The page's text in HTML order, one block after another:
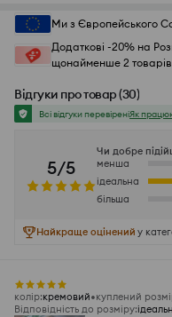
Ми з Європейського
Додаткові -20% на
щонайменше 2
Відгуки про товар(30)
Всі відгуки перевіреніЯк
5/5
Чи добре
менша
ідеальна
більша
Найкраще оцінений у
колір:кремовий куплений
Відповідність до розміру: